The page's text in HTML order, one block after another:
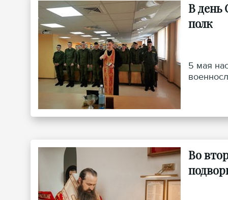
В день
полк
5 мая
Во